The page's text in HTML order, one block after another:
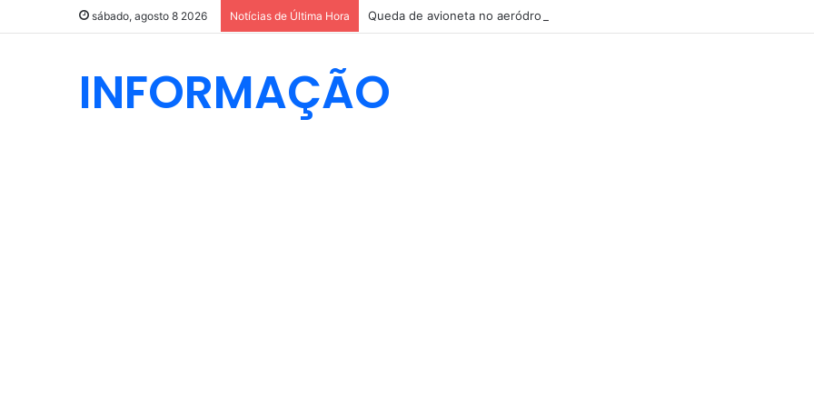
sábado, agosto 8 2026 Notícias de Última Hora Queda de avioneta no aeródromo de Portimão causa um morto
INFORMAÇÃO